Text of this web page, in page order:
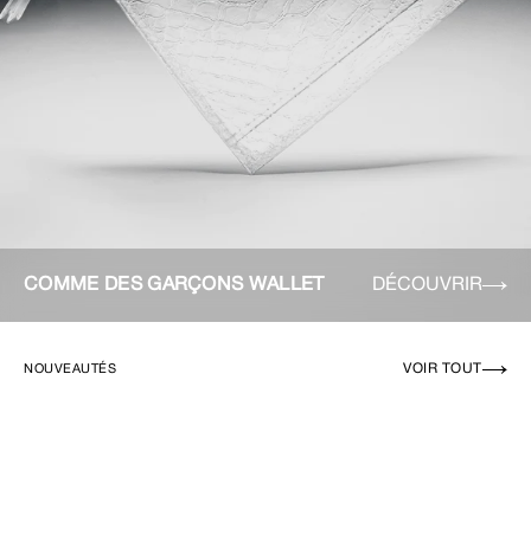
COMME DES GARÇONS WALLET DÉCOUVRIR
NOUVEAUTÉS VOIR TOUT